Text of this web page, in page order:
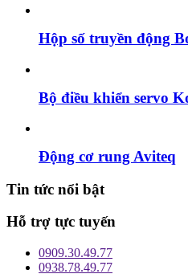
Hộp số truyền động
Bộ điều khiển servo
Động cơ rung Aviteq
Tin tức nổi bật
Hỗ trợ tực tuyến
0909.30.49.77
0938.78.49.77